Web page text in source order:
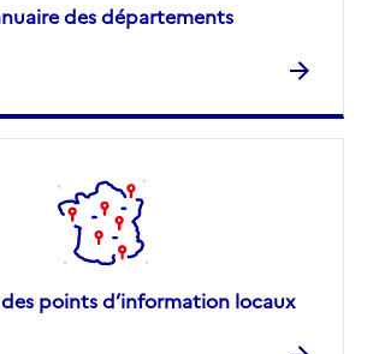
des départements
points d’information locaux